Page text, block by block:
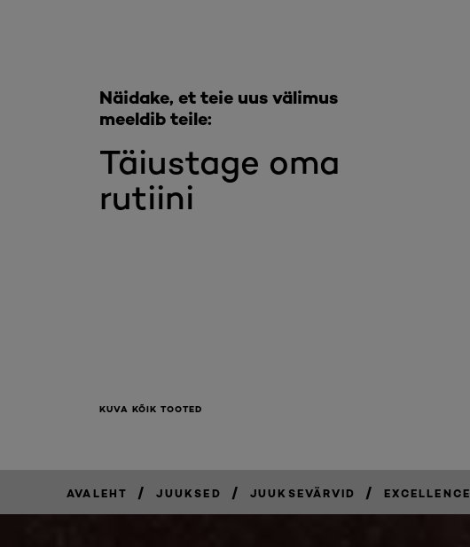
Täiustage oma
rutiini
Näidake, et teie uus välimus
meeldib teile:
KUVA KÕIK TOOTED
AVALEHT / JUUKSED / JUUKSEVÄRVID / EXCELLENCE